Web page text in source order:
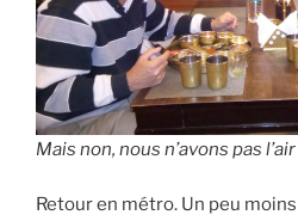
Mais non, nous n’avons pas
Retour en métro. Un peu